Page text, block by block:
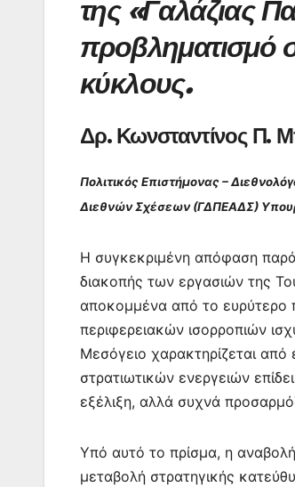
o
o
k
p
p
της «Γαλάζιας
προβληματισμό
κύκλους.
Δρ. Κωνσταντίνος Π.
Πολιτικός Επιστήμονας –
Διεθνών Σχέσεων (ΓΔΠΕΑΔΣ)
Η συγκεκριμένη απόφαση
διακοπής των εργασιών της
αποκομμένα από το ευρύτερο
περιφερειακών ισορροπιών
Μεσόγειο χαρακτηρίζεται
στρατιωτικών ενεργειών
εξέλιξη, αλλά συχνά
Υπό αυτό το πρίσμα, η
μεταβολή στρατηγικής